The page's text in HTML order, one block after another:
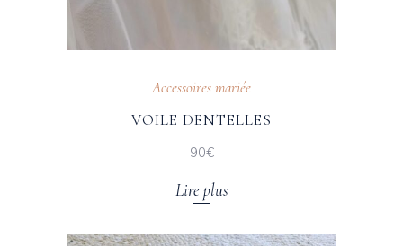
Accessoires mariée
VOILE DENTELLES
90€
Lire plus